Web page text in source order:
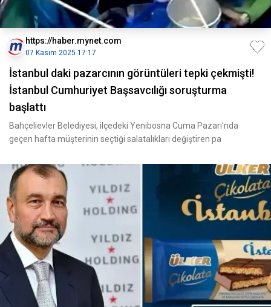
https://haber.mynet.com
07 Kasım 2025 17:17
İstanbul daki pazarcının görüntüleri tepki çekmişti!
İstanbul Cumhuriyet Başsavcılığı soruşturma
başlattı
Bahçelievler Belediyesi, ilçedeki Yenibosna Cuma Pazarı'nda
geçen hafta müşterinin seçtiği salatalıkları değiştiren pa